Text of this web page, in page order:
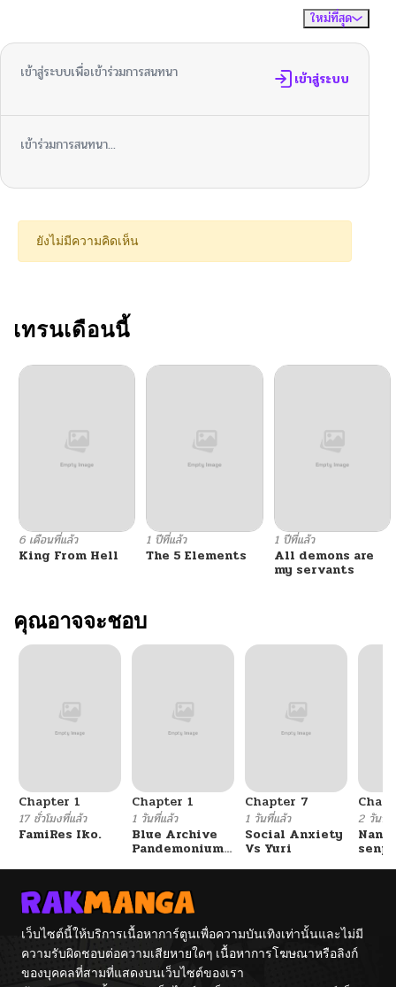
ใหม่ที่สุด
เข้าสู่ระบบเพื่อเข้าร่วมการสนทนา เข้าสู่ระบบ
เข้าร่วมการสนทนา...
ยังไม่มีความคิดเห็น
เทรนเดือนนี้
6 เดือนที่แล้ว
King From Hell
1 ปีที่แล้ว
The 5 Elements
1 ปีที่แล้ว
All demons are
my servants
คุณอาจจะชอบ
Chapter 1
17 ชั่วโมงที่แล้ว
FamiRes Iko.
Chapter 1
1 วันที่แล้ว
Blue Archive
Pandemonium
Chapter 7
1 วันที่แล้ว
Social Anxiety
Vs Yuri
2 วันที่แ
เว็บไซต์นี้ให้บริการเนื้อหาการ์ตูนเพื่อความบันเทิงเท่านั้นและไม่มี
ความรับผิดชอบต่อความเสียหายใดๆ เนื้อหาการโฆษณาหรือลิงก์
ของบุคคลที่สามที่แสดงบนเว็บไซต์ของเรา